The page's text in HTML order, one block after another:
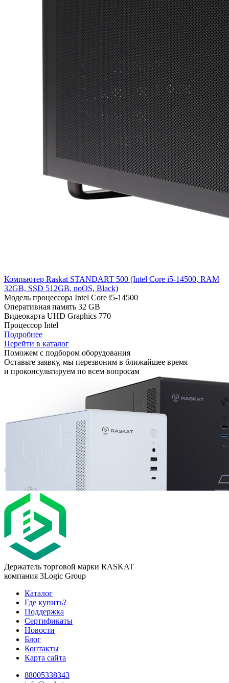
Компьютер Raskat STANDART 500 (Intel Core i5-14500, RAM
32GB, SSD 512GB, noOS, Black)
Модель процессора Intel Core i5-14500
Оперативная память 32 GB
Видеокарта UHD Graphics 770
Процессор Intel
Подробнее
Перейти в каталог
Поможем с подбором оборудования
Оставьте заявку, мы перезвоним в ближайшее время
и проконсультируем по всем вопросам
Держатель торговой марки RASKAT
компания 3Logic Group
Каталог
Где купить?
Поддержка
Сертификаты
Новости
Блог
Контакты
Карта сайта
88005338343